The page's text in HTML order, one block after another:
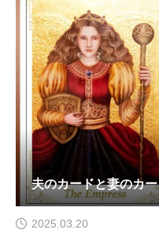
キで印刷した際には割引で
夫のカードと妻のカー
2025.03.20